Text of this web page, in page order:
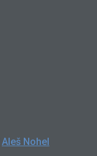
Aleš Nohel